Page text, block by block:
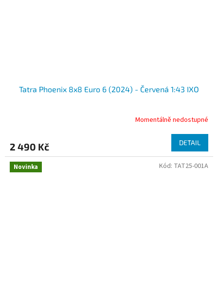
Tatra Phoenix 8x8 Euro 6 (2024) - Červená 1:43 IXO
Momentálně nedostupné
2 490 Kč DETAIL
Novinka Kód: TAT25-001A